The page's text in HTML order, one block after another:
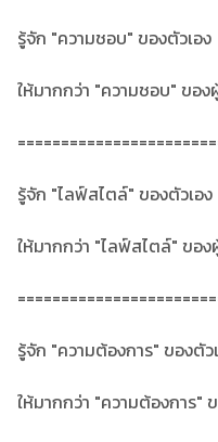
รู้จัก "ความชอบ" ของตัวเอง
ให้มากกว่า "ความชอบ" ของ
รู้จัก "ไลฟ์สไตล์" ของตัวเอง
ให้มากกว่า "ไลฟ์สไตล์" ของ
รู้จัก "ความต้องการ" ของตัว
ให้มากกว่า "ความต้องการ"